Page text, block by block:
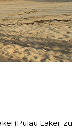
(Pulau Lakei) zu